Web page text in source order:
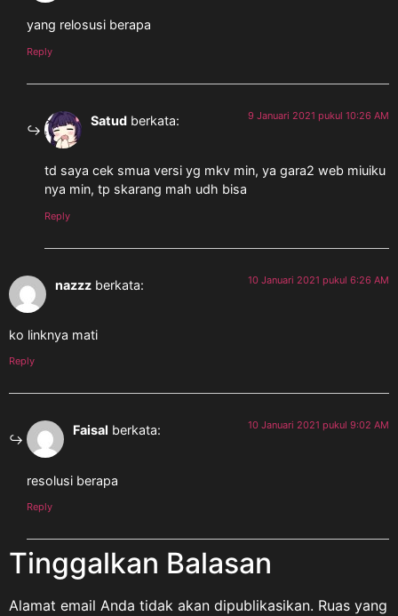
yang relosusi berapa
Reply
Satud berkata: 9 Januari 2021 pukul 10:26 AM
td saya cek smua versi yg mkv min, ya gara2 web miuiku
nya min, tp skarang mah udh bisa
Reply
nazzz berkata: 10 Januari 2021 pukul 6:26 AM
ko linknya mati
Reply
Faisal berkata: 10 Januari 2021 pukul 9:02 AM
resolusi berapa
Reply
Tinggalkan Balasan
Alamat email Anda tidak akan dipublikasikan. Ruas yang